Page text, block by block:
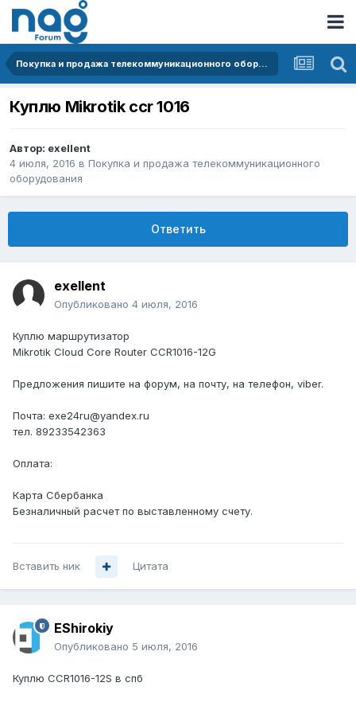
Покупка и продажа телекоммуникационного оборудования
Куплю Mikrotik ccr 1016
Автор: exellent
4 июля, 2016 в Покупка и продажа телекоммуникационного
оборудования
Ответить
exellent
Опубликовано 4 июля, 2016
Куплю маршрутизатор
Mikrotik Cloud Core Router CCR1016-12G
Предложения пишите на форум, на почту, на телефон, viber.
Почта: exe24ru@yandex.ru
тел. 89233542363
Оплата:
Карта Сбербанка
Безналичный расчет по выставленному счету.
Вставить ник Цитата
EShirokiy
Опубликовано 5 июля, 2016
Куплю CCR1016-12S в спб